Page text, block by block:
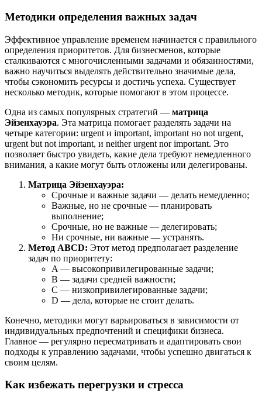
Методики определения важных задач
Эффективное управление временем начинается с правильного
определения приоритетов. Для бизнесменов, которые
сталкиваются с многочисленными задачами и обязанностями,
важно научиться выделять действительно значимые дела,
чтобы сэкономить ресурсы и достичь успеха. Существует
несколько методик, которые помогают в этом процессе.
Одна из самых популярных стратегий — матрица
Эйзенхауэра. Эта матрица помогает разделять задачи на
четыре категории: urgent и important, important но not urgent,
urgent but not important, и neither urgent nor important. Это
позволяет быстро увидеть, какие дела требуют немедленного
внимания, а какие могут быть отложены или делегированы.
Матрица Эйзенхауэра:
Срочные и важные задачи — делать немедленно;
Важные, но не срочные — планировать
выполнение;
Срочные, но не важные — делегировать;
Ни срочные, ни важные — устранять.
Метод ABCD: Этот метод предполагает разделение
задач по приоритету:
A — высокопривилегированные задачи;
B — задачи средней важности;
C — низкопривилегированные задачи;
D — дела, которые не стоит делать.
Конечно, методики могут варьироваться в зависимости от
индивидуальных предпочтений и специфики бизнеса.
Главное — регулярно пересматривать и адаптировать свои
подходы к управлению задачами, чтобы успешно двигаться к
своим целям.
Как избежать перегрузки и стресса